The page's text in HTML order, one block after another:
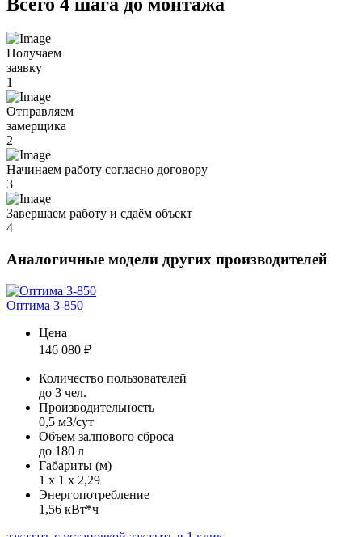
Получаем
заявку
1
Отправляем
замерщика
2
Начинаем работу согласно договору
3
Завершаем работу и сдаём объект
4
Аналогичные модели других производителей
Оптима 3-850
Цена
146 080 ₽
Количество пользователей
до 3 чел.
Производительность
0,5 м3/сут
Объем залпового сброса
до 180 л
Габариты (м)
1 х 1 х 2,29
Энергопотребление
1,56 кВт*ч